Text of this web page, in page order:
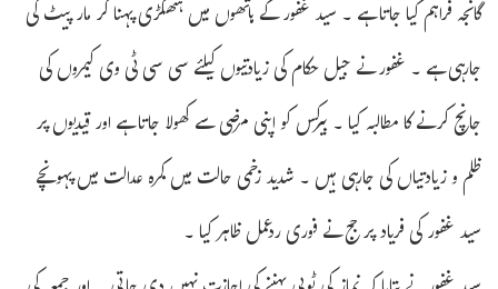
گانجہ فراہم کیا جاتا ہے ۔ سید غفور کے ہاتھوں میں ہتھکڑی پہنا کر مار پیٹ کی
جارہی ہے ۔ غفور نے جیل حکام کی زیادتیوں کیلئے سی سی ٹی وی کیمروں کی
جانچ کرنے کا مطالبہ کیا ۔ بیرکس کو اپنی مرضی سے کھولا جاتا ہے اور قیدیوں پر
ظلم و زیادتیاں کی جارہی ہیں ۔ شدید زخمی حالت میں کمرہ عدالت میں پہونچے
سید غفور کی فریاد پر جج نے فوری ردعمل ظاہر کیا ۔